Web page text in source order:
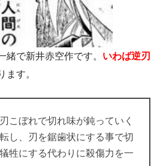
緒で新井赤空作です。 いわば逆刃
ます。
こぼれで切れ味が鈍っていく
し、刃を鋸歯状にする事で切
牲にする代わりに殺傷力を一